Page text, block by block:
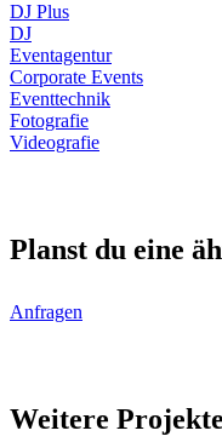
DJ Plus
DJ
Eventagentur
Corporate Events
Eventtechnik
Fotografie
Videografie
Planst du eine
Anfragen
Weitere Projekte